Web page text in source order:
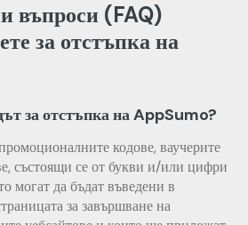
въпроси (FAQ)
за отстъпка на
за отстъпка на AppSumo?
кодове, ваучерите
състоящи се от букви и/или цифри
могат да бъдат въведени в
за завършване на